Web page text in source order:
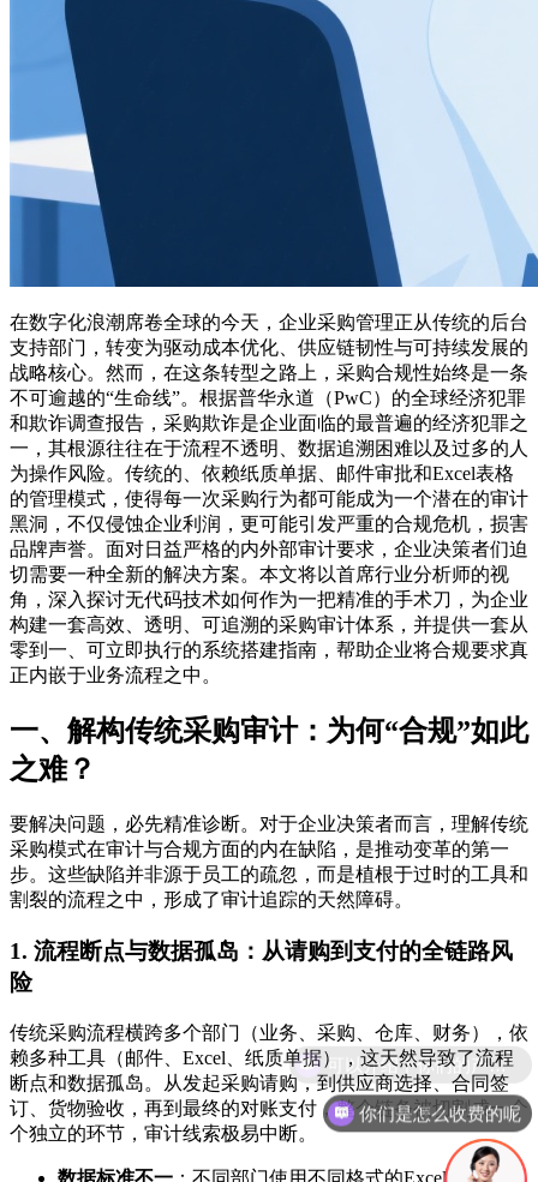
在数字化浪潮席卷全球的今天，企业采购管理正从传统的后台
支持部门，转变为驱动成本优化、供应链韧性与可持续发展的
战略核心。然而，在这条转型之路上，采购合规性始终是一条
不可逾越的“生命线”。根据普华永道（PwC）的全球经济犯罪
和欺诈调查报告，采购欺诈是企业面临的最普遍的经济犯罪之
一，其根源往往在于流程不透明、数据追溯困难以及过多的人
为操作风险。传统的、依赖纸质单据、邮件审批和Excel表格
的管理模式，使得每一次采购行为都可能成为一个潜在的审计
黑洞，不仅侵蚀企业利润，更可能引发严重的合规危机，损害
品牌声誉。面对日益严格的内外部审计要求，企业决策者们迫
切需要一种全新的解决方案。本文将以首席行业分析师的视
角，深入探讨无代码技术如何作为一把精准的手术刀，为企业
构建一套高效、透明、可追溯的采购审计体系，并提供一套从
零到一、可立即执行的系统搭建指南，帮助企业将合规要求真
正内嵌于业务流程之中。
一、解构传统采购审计：为何“合规”如此
之难？
要解决问题，必先精准诊断。对于企业决策者而言，理解传统
采购模式在审计与合规方面的内在缺陷，是推动变革的第一
步。这些缺陷并非源于员工的疏忽，而是植根于过时的工具和
割裂的流程之中，形成了审计追踪的天然障碍。
1. 流程断点与数据孤岛：从请购到支付的全链路风
险
传统采购流程横跨多个部门（业务、采购、仓库、财务），依
赖多种工具（邮件、Excel、纸质单据），这天然导致了流程
断点和数据孤岛。从发起采购请购，到供应商选择、合同签
订、货物验收，再到最终的对账支付，整个链条被切割成一个
个独立的环节，审计线索极易中断。
数据标准不一 ：不同部门使用不同格式的Excel表格记录
你们是怎么收费的呢